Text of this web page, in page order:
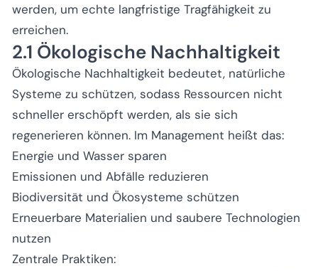
werden, um echte langfristige Tragfähigkeit zu
erreichen.
2.1 Ökologische Nachhaltigkeit
Ökologische Nachhaltigkeit bedeutet, natürliche
Systeme zu schützen, sodass Ressourcen nicht
schneller erschöpft werden, als sie sich
regenerieren können. Im Management heißt das:
Energie und Wasser sparen
Emissionen und Abfälle reduzieren
Biodiversität und Ökosysteme schützen
Erneuerbare Materialien und saubere Technologien
nutzen
Zentrale Praktiken: